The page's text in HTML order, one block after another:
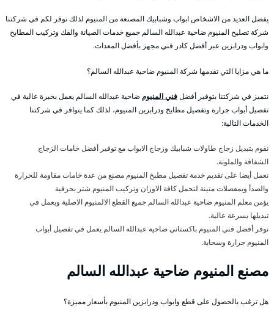
يفضل العديد من الاشخاص ابواب وشبابيك المصنعة من المنيوم لذلك نوفر لكم في شركتنا
شركة تصليح المنيوم ضاحية عبدالله السالم جميع خدمات الصيانة والفك وتركيب المطابخ
وابواب ودرابزين عبر أفضل كادر فني مجهز بأفضل المعدات.
ما هي مزايا التي تقدمها شركة المنيوم ضاحية عبدالله السالم؟
نتميز في شركتنا بتوفير أفضلفني المنيومضاحية عبدالله السالم يعمل بخبرة عالية في
تفصيل أبواب جرارة وتفصيل مطابخ ودرابزين المنيوم، لذلك كما يتوافر في شركتنا
الخدمات التالية:
نقوم بتبديل زجاج طاولات شبابيك وزجاج الابواب مع توفير أفضل خامات الزجاج
الشفافة والملونة.
نعمل أيضا على تقديم خدمة تفصيل مطبخ المنيوم مصنع من عدة خامات مقاومة للحرارة
والصدأ وبمفصلات متينة لتحمل كافة الاوزان وتركيب المنيوم شتر بحرفية
يؤمن معلم المنيوم ضاحية عبدالله السالم جميع القطع الالمنيوم الاصلية ويعمل في
تبديلها بسرعة عالية.
نوفر أفضل فني المنيوم باكستاني ضاحية عبدالله السالم يعمل في تفصيل أبواب
المنيوم جرارة وسحابة.
مصنع المنيوم ضاحية عبدالله السالم
هل ترغب بالحصول على قطع وابواب ودرابزين المنيوم بأسعار مميزة؟